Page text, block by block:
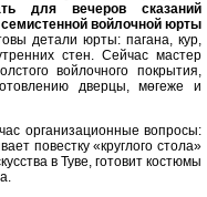
для вечеров сказаний
войлочной юрты
детали юрты: пагана, кур,
стен. Сейчас мастер
войлочного покрытия,
дверцы, мөгеже и
организационные вопросы:
повестку «круглого стола»
в Туве, готовит костюмы